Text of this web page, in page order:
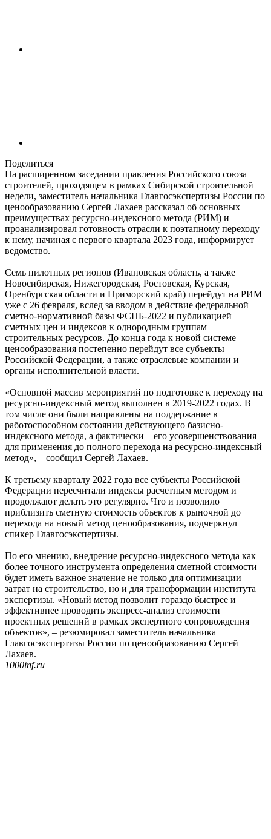
Поделиться
На расширенном заседании правления Российского cоюза
строителей, проходящем в рамках Сибирской строительной
недели, заместитель начальника Главгосэкспертизы России по
ценообразованию Сергей Лахаев рассказал об основных
преимуществах ресурсно-индексного метода (РИМ) и
проанализировал готовность отрасли к поэтапному переходу
к нему, начиная с первого квартала 2023 года, информирует
ведомство.
Семь пилотных регионов (Ивановская область, а также
Новосибирская, Нижегородская, Ростовская, Курская,
Оренбургская области и Приморский край) перейдут на РИМ
уже с 26 февраля, вслед за вводом в действие федеральной
сметно-нормативной базы ФСНБ-2022 и публикацией
сметных цен и индексов к однородным группам
строительных ресурсов. До конца года к новой системе
ценообразования постепенно перейдут все субъекты
Российской Федерации, а также отраслевые компании и
органы исполнительной власти.
«Основной массив мероприятий по подготовке к переходу на
ресурсно-индексный метод выполнен в 2019-2022 годах. В
том числе они были направлены на поддержание в
работоспособном состоянии действующего базисно-
индексного метода, а фактически – его усовершенствования
для применения до полного перехода на ресурсно-индексный
метод», – сообщил Сергей Лахаев.
К третьему кварталу 2022 года все субъекты Российской
Федерации пересчитали индексы расчетным методом и
продолжают делать это регулярно. Что и позволило
приблизить сметную стоимость объектов к рыночной до
перехода на новый метод ценообразования, подчеркнул
спикер Главгосэкспертизы.
По его мнению, внедрение ресурсно-индексного метода как
более точного инструмента определения сметной стоимости
будет иметь важное значение не только для оптимизации
затрат на строительство, но и для трансформации института
экспертизы. «Новый метод позволит гораздо быстрее и
эффективнее проводить экспресс-анализ стоимости
проектных решений в рамках экспертного сопровождения
объектов», – резюмировал заместитель начальника
Главгосэкспертизы России по ценообразованию Сергей
Лахаев.
1000inf.ru